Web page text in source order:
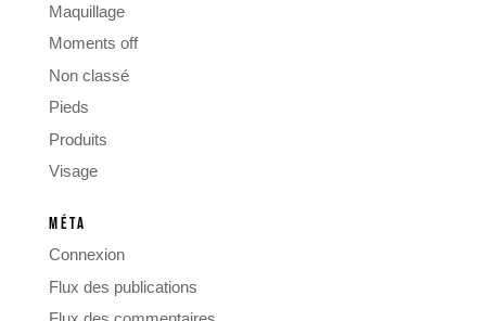
Maquillage
Moments off
Non classé
Pieds
Produits
Visage
MÉTA
Connexion
Flux des publications